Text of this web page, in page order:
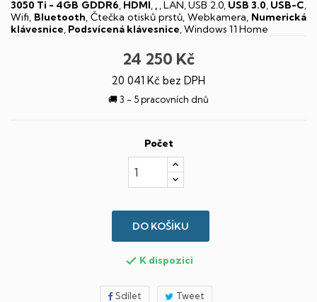
3050 Ti - 4GB GDDR6, HDMI, ,, LAN, USB 2.0, USB 3.0, USB-C,
Wifi, Bluetooth, Čtečka otisků prstů, Webkamera, Numerická
klávesnice, Podsvícená klávesnice, Windows 11 Home
24 250 Kč
20 041 Kč bez DPH
🚚 3 - 5 pracovních dnů
Počet
DO KOŠÍKU
 K dispozici
Sdílet Tweet